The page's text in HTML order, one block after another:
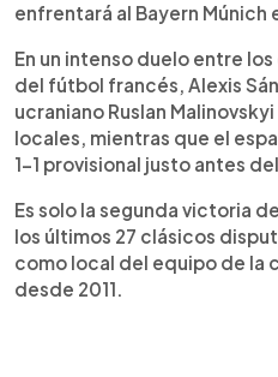
enfrentará al Bayern Múnich
En un intenso duelo entre
del fútbol francés, Alexis
ucraniano Ruslan
locales, mientras que el
1-1 provisional justo antes
Es solo la segunda victoria
los últimos 27 clásicos
como local del equipo de la
desde 2011.